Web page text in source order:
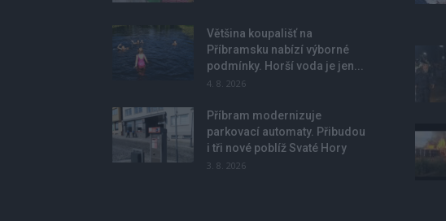
Většina koupališť na
Příbramsku nabízí výborné
podmínky. Horší voda je jen...
4. 8. 2026
Příbram modernizuje
parkovací automaty. Přibudou
i tři nové poblíž Svaté Hory
3. 8. 2026